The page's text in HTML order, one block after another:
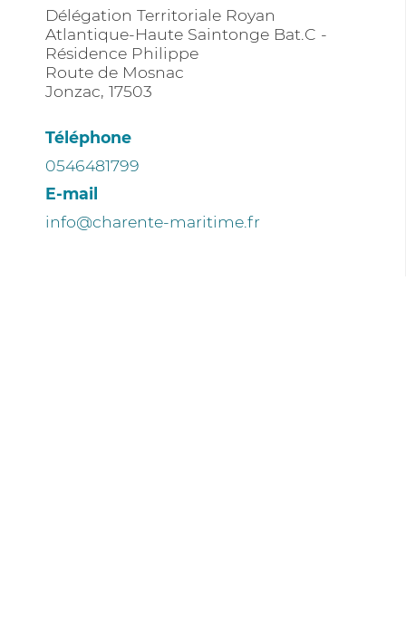
Délégation Territoriale Royan
Atlantique-Haute Saintonge Bat.C -
Résidence Philippe
Route de Mosnac
Jonzac, 17503
Téléphone
0546481799
E-mail
info@charente-maritime.fr